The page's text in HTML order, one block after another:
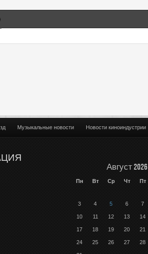
Музыкальные новости Новости киноиндустрии
Август 2026
Пн Вт Ср Чт Пт
3 4 5 6 7
10 11 12 13 14
17 18 19 20 21
24 25 26 27 28